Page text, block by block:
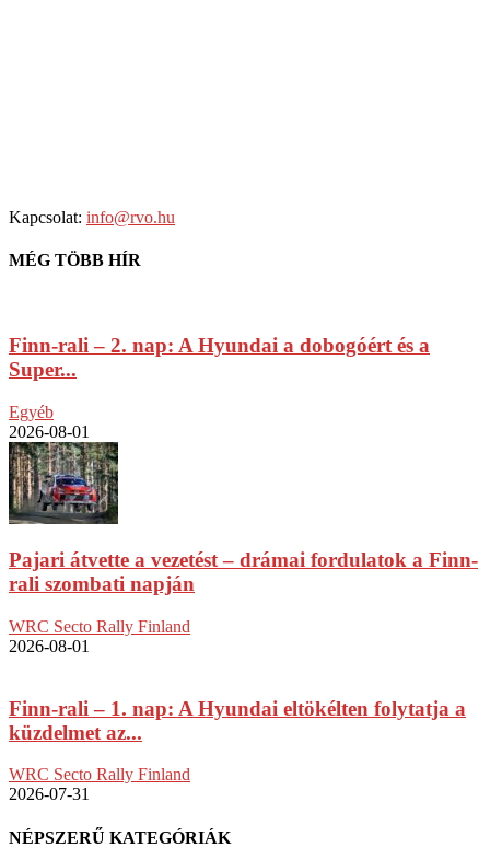
Kapcsolat: info@rvo.hu
MÉG TÖBB HÍR
Finn-rali – 2. nap: A Hyundai a dobogóért és a
Super...
Egyéb
2026-08-01
Pajari átvette a vezetést – drámai fordulatok a Finn-
rali szombati napján
WRC Secto Rally Finland
2026-08-01
Finn-rali – 1. nap: A Hyundai eltökélten folytatja a
küzdelmet az...
WRC Secto Rally Finland
2026-07-31
NÉPSZERŰ KATEGÓRIÁK